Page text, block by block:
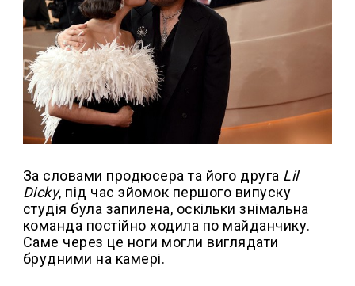
За словами продюсера та його друга Lil
Dicky, під час зйомок першого випуску
студія була запилена, оскільки знімальна
команда постійно ходила по майданчику.
Саме через це ноги могли виглядати
брудними на камері.